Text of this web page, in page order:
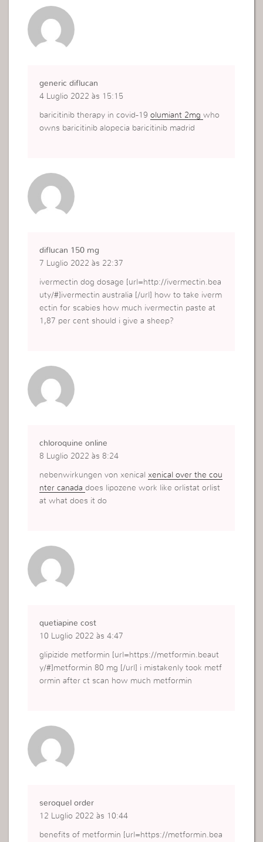
generic diflucan
4 Luglio 2022 às 15:15
baricitinib therapy in covid-19olumiant 2mgwho
owns baricitinib alopecia baricitinib madrid
diflucan 150 mg
7 Luglio 2022 às 22:37
ivermectin dog dosage [url=http://ivermectin.bea
uty/#]ivermectin australia [/url] how to take iverm
ectin for scabies how much ivermectin paste at
1,87 per cent should i give a sheep?
chloroquine online
8 Luglio 2022 às 8:24
nebenwirkungen von xenical xenical over the cou
nter canadadoes lipozene work like orlistat orlist
at what does it do
quetiapine cost
10 Luglio 2022 às 4:47
glipizide metformin [url=https://metformin.beaut
y/#]metformin 80 mg [/url] i mistakenly took metf
ormin after ct scan how much metformin
seroquel order
12 Luglio 2022 às 10:44
benefits of metformin [url=https://metformin.bea